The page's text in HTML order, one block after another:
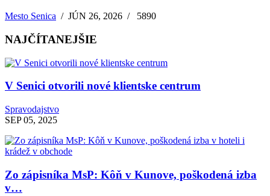
Mesto Senica /JÚN 26, 2026 / 5890
NAJČÍTANEJŠIE
V Senici otvorili nové klientske centrum
Spravodajstvo
SEP 05, 2025
Zo zápisníka MsP: Kôň v Kunove, poškodená izba
v…